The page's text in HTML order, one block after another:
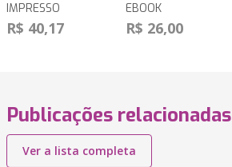
IMPRESSO
R$ 40,17
EBOOK
R$ 26,00
Publicações relacionadas
Ver a lista completa